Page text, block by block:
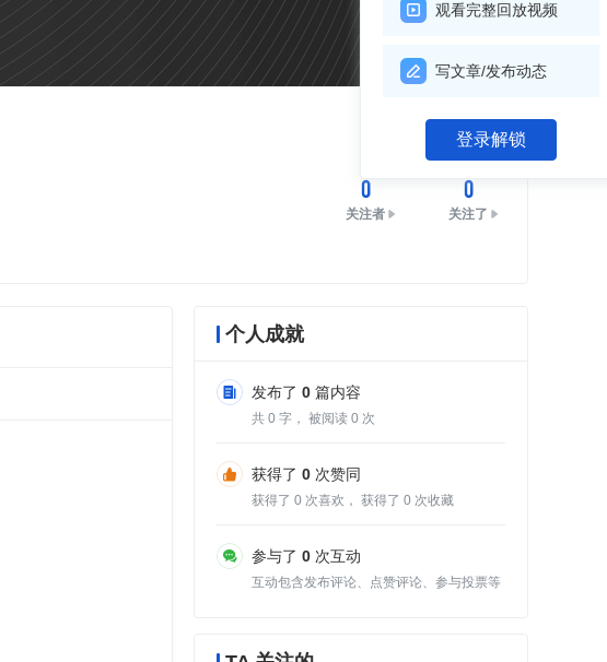
观看完整回放视频
写文章/发布动态
登录解锁
关注
0
关注者
0
关注了
个人成就
发布了 0 篇内容
共 0 字， 被阅读 0 次
获得了 0 次赞同
获得了 0 次喜欢， 获得了 0 次收藏
参与了 0 次互动
互动包含发布评论、点赞评论、参与投票等